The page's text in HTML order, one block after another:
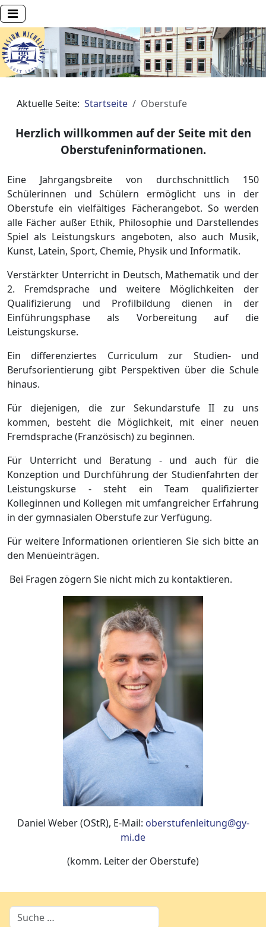
Aktuelle Seite: Startseite Oberstufe
Herzlich willkommen auf der Seite mit den
Oberstufeninformationen.
Eine Jahrgangsbreite von durchschnittlich 150
Schülerinnen und Schülern ermöglicht uns in der
Oberstufe ein vielfältiges Fächerangebot. So werden
alle Fächer außer Ethik, Philosophie und Darstellendes
Spiel als Leistungskurs angeboten, also auch Musik,
Kunst, Latein, Sport, Chemie, Physik und Informatik.
Verstärkter Unterricht in Deutsch, Mathematik und der
2. Fremdsprache und weitere Möglichkeiten der
Qualifizierung und Profilbildung dienen in der
Einführungsphase als Vorbereitung auf die
Leistungskurse.
Ein differenziertes Curriculum zur Studien- und
Berufsorientierung gibt Perspektiven über die Schule
hinaus.
Für diejenigen, die zur Sekundarstufe II zu uns
kommen, besteht die Möglichkeit, mit einer neuen
Fremdsprache (Französisch) zu beginnen.
Für Unterricht und Beratung - und auch für die
Konzeption und Durchführung der Studienfahrten der
Leistungskurse - steht ein Team qualifizierter
Kolleginnen und Kollegen mit umfangreicher Erfahrung
in der gymnasialen Oberstufe zur Verfügung.
Für weitere Informationen orientieren Sie sich bitte an
den Menüeinträgen.
Bei Fragen zögern Sie nicht mich zu kontaktieren.
Daniel Weber (OStR), E-Mail: oberstufenleitung@gy-
mi.de
(komm. Leiter der Oberstufe)